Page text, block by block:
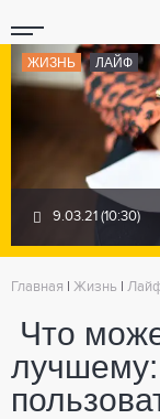
ЖИЗНЬ ЛАЙФ
9.03.21 (10:30)
Главная Жизнь
Что